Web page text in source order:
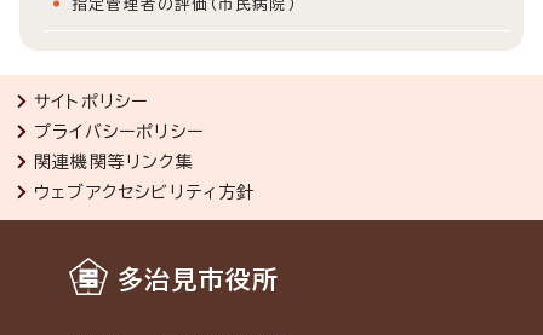
指定管理者の評価（市民病院）
サイトポリシー
プライバシーポリシー
関連機関等リンク集
ウェブアクセシビリティ方針
多治見市役所